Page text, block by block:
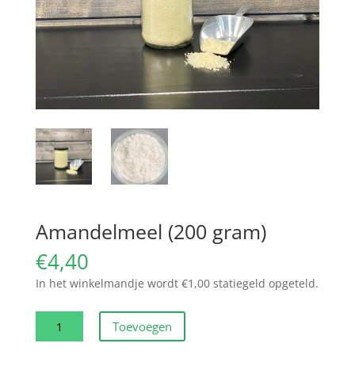
Amandelmeel (200 gram)
€4,40
In het winkelmandje wordt €1,00 statiegeld opgeteld.
Amandelmeel
(200
Toevoegen